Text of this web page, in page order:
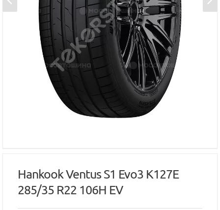
Hankook Ventus S1 Evo3 K127E
285/35 R22 106H EV